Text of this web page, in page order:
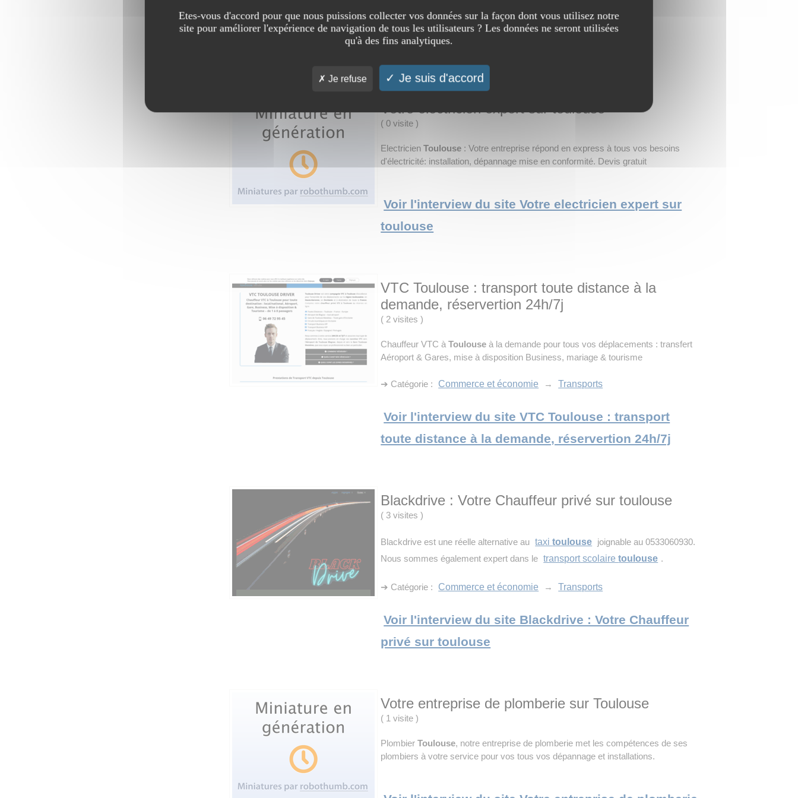
➔ Catégorie : Commerce et économie → Finance
Voir l'interview du site Tradinglikeapro
Votre electricien expert sur toulouse
( 0 visite)
ElectricienToulouse : Votre entreprise répond en express à tous vos besoins
d'électricité: installation, dépannage mise en conformité. Devis gratuit
Voir l'interview du site Votre electricien expert sur
toulouse
VTC Toulouse : transport toute distance à la
demande, réservertion 24h/7j
( 2 visites)
Chauffeur VTC àToulouse à la demande pour tous vos déplacements : transfert
Aéroport & Gares, mise à disposition Business, mariage & tourisme
➔ Catégorie : Commerce et économie → Transports
Voir l'interview du site VTC Toulouse : transport
toute distance à la demande, réservertion 24h/7j
Blackdrive : Votre Chauffeur privé sur toulouse
( 3 visites)
Blackdrive est une réelle alternative au taxitoulouse joignable au 0533060930.
Nous sommes également expert dans le transport scolairetoulouse .
➔ Catégorie : Commerce et économie → Transports
Voir l'interview du site Blackdrive : Votre Chauffeur
privé sur toulouse
Votre entreprise de plomberie sur Toulouse
( 1 visite)
PlombierToulouse, notre entreprise de plomberie met les compétences de ses
plombiers à votre service pour vos tous vos dépannage et installations.
Etes-vous d'accord pour que nous puissions collecter vos données sur la façon dont vous utilisez notre
site pour améliorer l'expérience de navigation de tous les utilisateurs ? Les données ne seront utilisées
qu'à des fins analytiques.
Je refuse Je suis d'accord